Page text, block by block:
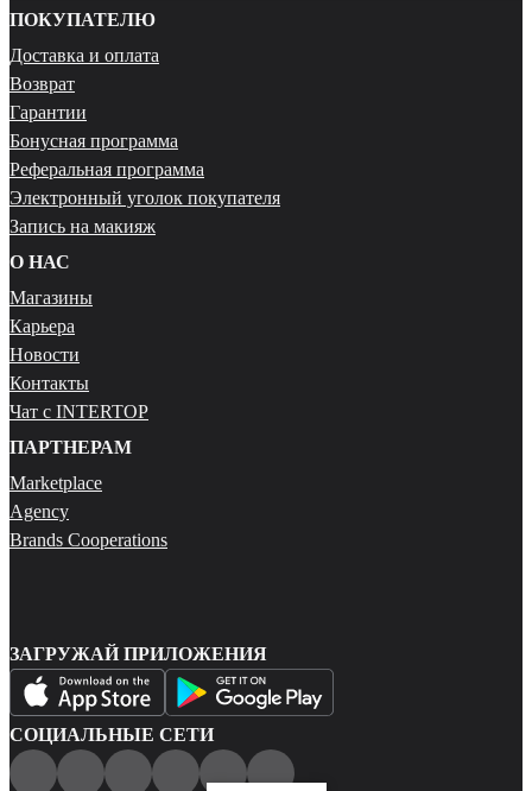
ПОКУПАТЕЛЮ
Доставка и оплата
Возврат
Гарантии
Бонусная программа
Реферальная программа
Электронный уголок покупателя
Запись на макияж
О НАС
Магазины
Карьера
Новости
Контакты
Чат с INTERTOP
ПАРТНЕРАМ
Marketplace
Agency
Brands Cooperations
ЗАГРУЖАЙ ПРИЛОЖЕНИЯ
СОЦИАЛЬНЫЕ СЕТИ